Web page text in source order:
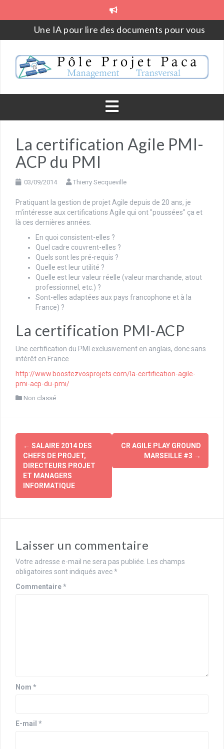
Une IA pour lire des documents pour vous
Aborder la gestion de projet en 2023
de projet
Outil annuel de rétrospective et de projection – Le
YearCompass
La certification Agile PMI-
ACP du PMI
03/09/2014 Thierry Secqueville
Pratiquant la gestion de projet Agile depuis de 20 ans, je
m'intéresse aux certifications Agile qui ont "poussées" ça et
là ces dernières années.
En quoi consistent-elles ?
Quel cadre couvrent-elles ?
Quels sont les pré-requis ?
Quelle est leur utilité ?
Quelle est leur valeur réelle (valeur marchande, atout
professionnel, etc.) ?
Sont-elles adaptées aux pays francophone et à la
France) ?
La certification PMI-ACP
Une certification du PMI exclusivement en anglais, donc sans
intérêt en France.
http://www.boostezvosprojets.com/la-certification-agile-
pmi-acp-du-pmi/
Non classé
Navigation
d'article
← SALAIRE 2014 DES
CHEFS DE PROJET,
DIRECTEURS PROJET
ET MANAGERS
INFORMATIQUE
CR AGILE PLAY GROUND
MARSEILLE #3 →
Laisser un commentaire
Votre adresse e-mail ne sera pas publiée.
Les champs
obligatoires sont indiqués avec*
Commentaire*
Nom *
E-mail *